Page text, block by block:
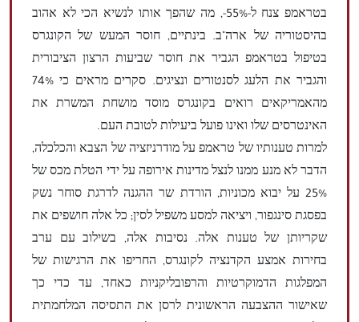
בטראמפ צנח ל-55%-, מה שהפך אותו לנשיא הכי לא אהוב
בהיסטוריה של ארה"ב. בינתיים, חוסר המעש של הקונגרס
בטיפול בטראמפ הגביר את חוסר שביעות הרצון הציבורית
והגביר את הלעג לסנטורים ונציגים. סקרים מראים כי 74%
מהאמריקאים רואים בקונגרס מוסד מושחת המשרת את
האינטרסים שלו ואינו פועל ביעילות לטובת העם.
למרות טענותיו של טראמפ על מודרניזציה של הצבא והכלכלה,
הדבר לא מנע ממנו לנצל מדינות אירופה על ידי הטלת מכס של
25% על יבוא מכוניות, הורדת שר ההגנה לדרגת סוחר נשק
בפסגת סינגפור, ויציאה למסע משפיל לסין; כל אלה חושפים את
שקריותן של טענות אלה. נסיבות אלה, בשילוב עם ערב
בחירות אמצע הקדנציה לקונגרס, החריפו את הרגישות של
המפלגות הדמוקרטיות והרפובליקניות כאחד, עד כדי כך
שאישור ההצבעה הראשונית לרסן את התסיסה המלחמתית